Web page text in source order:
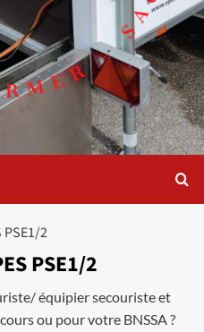
PSE1/2
PSE1/2
équipier secouriste et
ou pour votre BNSSA ?